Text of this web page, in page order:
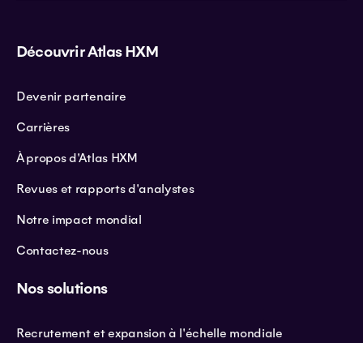
Découvrir Atlas HXM
Devenir partenaire
Carrières
À propos d'Atlas HXM
Revues et rapports d'analystes
Notre impact mondial
Contactez-nous
Nos solutions
Recrutement et expansion à l'échelle mondiale